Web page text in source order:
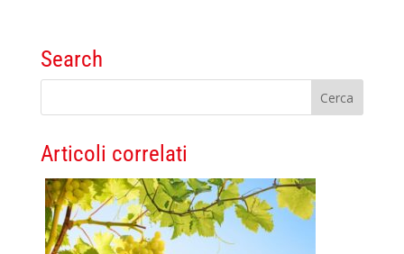
Search
Articoli correlati